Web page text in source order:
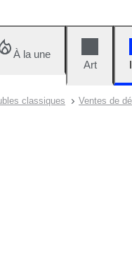
À la une
Art
classiques Ventes de